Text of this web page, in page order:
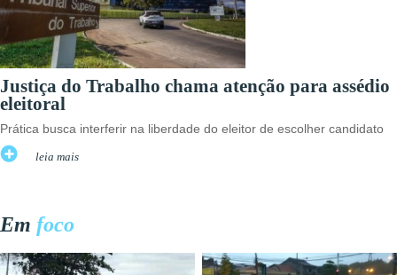
Justiça do Trabalho chama atenção para assédio
eleitoral
Prática busca interferir na liberdade do eleitor de escolher candidato
leia mais
Em foco